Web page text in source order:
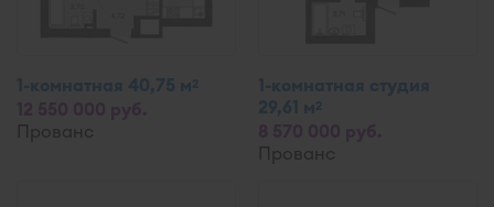
1-комнатная 40,75 м2
Прованс
1-комнатная студия
29,61 м2
Прованс